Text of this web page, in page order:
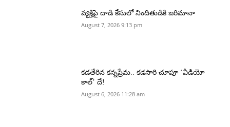
వ్యక్తిపై దాడి కేసులో నిందితుడికి జరిమానా
August 7, 2026 9:13 pm
కడతేరిన కన్నప్రేమ.. కడసారి చూపూ ‘వీడియో
కాల్’ దే!
August 6, 2026 11:28 am